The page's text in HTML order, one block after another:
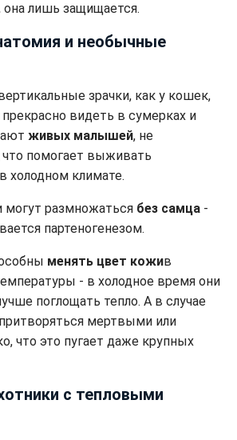
она лишь защищается.
и необычные
зрачки, как у кошек,
видеть в сумерках и
живых малышей, не
что помогает выживать
климате.
размножаться без самца -
партеногенезом.
менять цвет кожив
- в холодное время они
поглощать тепло. А в случае
мертвыми или
что это пугает даже крупных
с тепловыми